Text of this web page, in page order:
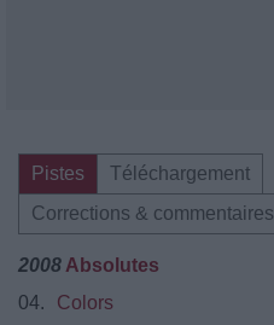
Pistes
Téléchargement
Corrections & commentaires
2008 Absolutes
04.
Colors